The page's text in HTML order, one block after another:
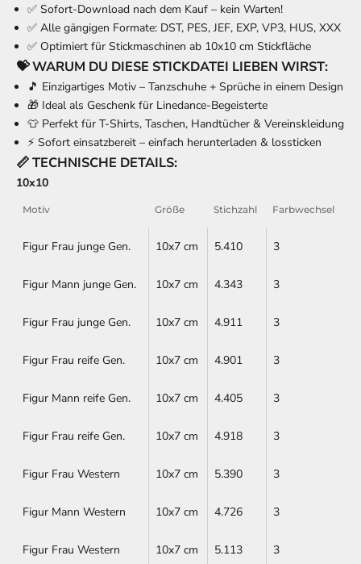
✅ Sofort-Download nach dem Kauf – kein Warten!
✅ Alle gängigen Formate: DST, PES, JEF, EXP, VP3, HUS, XXX
✅ Optimiert für Stickmaschinen ab 10x10 cm Stickfläche
💝 WARUM DU DIESE STICKDATEI LIEBEN WIRST:
🎵 Einzigartiges Motiv – Tanzschuhe + Sprüche in einem Design
🎁 Ideal als Geschenk für Linedance-Begeisterte
👕 Perfekt für T-Shirts, Taschen, Handtücher & Vereinskleidung
⚡ Sofort einsatzbereit – einfach herunterladen & lossticken
📏 TECHNISCHE DETAILS:
10x10
Motiv Größe Stichzahl Farbwechsel
Figur Frau junge Gen. 10x7 cm 5.410 3
Figur Mann junge Gen. 10x7 cm 4.343 3
Figur Frau junge Gen. 10x7 cm 4.911 3
Figur Frau reife Gen. 10x7 cm 4.901 3
Figur Mann reife Gen. 10x7 cm 4.405 3
Figur Frau reife Gen. 10x7 cm 4.918 3
Figur Frau Western 10x7 cm 5.390 3
Figur Mann Western 10x7 cm 4.726 3
Figur Frau Western 10x7 cm 5.113
3